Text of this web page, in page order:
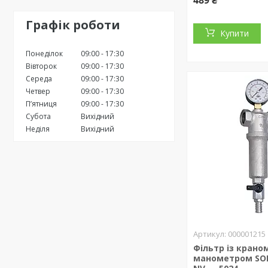
Графік роботи
Понеділок 09:00
17:30
Вівторок
09:00
17:30
Середа
09:00
17:30
Четвер
09:00
17:30
Пʼятниця
09:00
17:30
Субота
Вихідний
Неділя
Вихідний
Купити
000001215
Фільтр із
манометром